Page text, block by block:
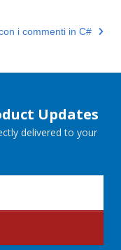
i commenti in C#
Updates
delivered to your